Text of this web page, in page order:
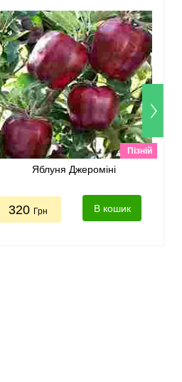
Пізній
Яблуня Джероміні
320 Грн В кошик